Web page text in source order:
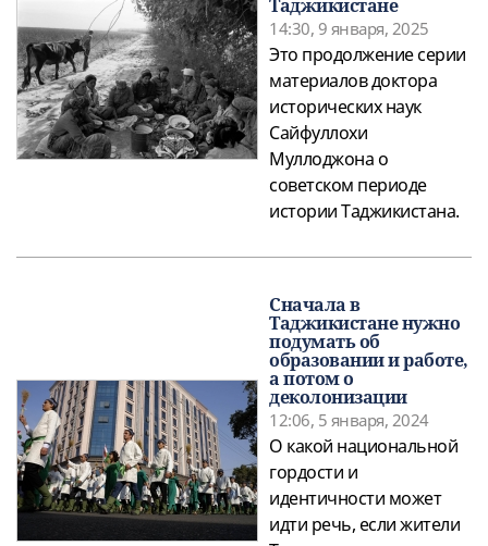
Таджикистане
14:30, 9 января, 2025
Это продолжение серии
материалов доктора
исторических наук
Сайфуллохи
Муллоджона о
советском периоде
истории Таджикистана.
Сначала в
Таджикистане нужно
подумать об
образовании и работе,
а потом о
деколонизации
12:06, 5 января, 2024
О какой национальной
гордости и
идентичности может
идти речь, если жители